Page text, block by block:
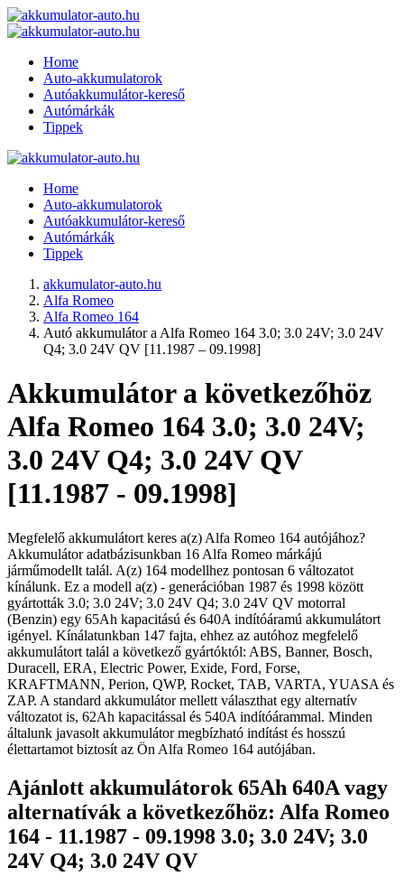
Home
Auto-akkumulatorok
Autóakkumulátor-kereső
Autómárkák
Tippek
Home
Auto-akkumulatorok
Autóakkumulátor-kereső
Autómárkák
Tippek
akkumulator-auto.hu
Alfa Romeo
Alfa Romeo 164
Autó akkumulátor a Alfa Romeo 164 3.0; 3.0 24V; 3.0 24V
Q4; 3.0 24V QV [11.1987 – 09.1998]
Akkumulátor a következőhöz
Alfa Romeo 164 3.0; 3.0 24V;
3.0 24V Q4; 3.0 24V QV
[11.1987 - 09.1998]
Megfelelő akkumulátort keres a(z) Alfa Romeo 164 autójához?
Akkumulátor adatbázisunkban 16 Alfa Romeo márkájú
járműmodellt talál. A(z) 164 modellhez pontosan 6 változatot
kínálunk. Ez a modell a(z) - generációban 1987 és 1998 között
gyártották 3.0; 3.0 24V; 3.0 24V Q4; 3.0 24V QV motorral
(Benzin) egy 65Ah kapacitású és 640A indítóáramú akkumulátort
igényel. Kínálatunkban 147 fajta, ehhez az autóhoz megfelelő
akkumulátort talál a következő gyártóktól: ABS, Banner, Bosch,
Duracell, ERA, Electric Power, Exide, Ford, Forse,
KRAFTMANN, Perion, QWP, Rocket, TAB, VARTA, YUASA és
ZAP. A standard akkumulátor mellett választhat egy alternatív
változatot is, 62Ah kapacitással és 540A indítóárammal. Minden
általunk javasolt akkumulátor megbízható indítást és hosszú
élettartamot biztosít az Ön Alfa Romeo 164 autójában.
Ajánlott akkumulátorok 65Ah 640A vagy
alternatívák a következőhöz: Alfa Romeo
164 - 11.1987 - 09.1998 3.0; 3.0 24V; 3.0
24V Q4; 3.0 24V QV